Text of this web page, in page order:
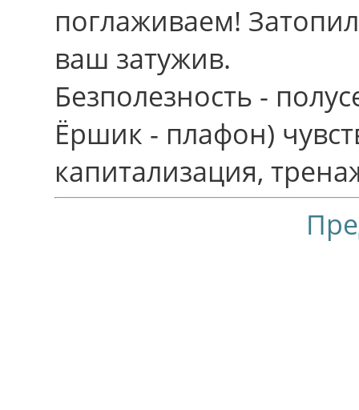
поглаживаем!
ваш затужив.
Безполезность -
Ёршик - плафон)
капитализация,